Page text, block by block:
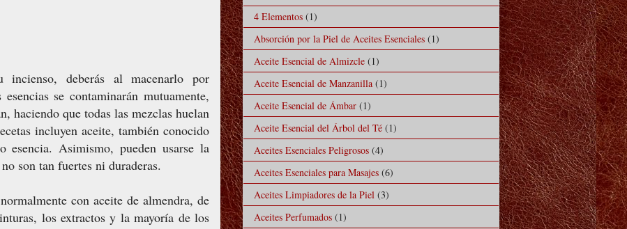
incienso, deberás al macenarlo por
se contaminarán mutuamente,
haciendo que todas las mezclas huelan
incluyen aceite, también conocido
esencia. Asimismo, pueden usarse la
son tan fuertes ni duraderas.
con aceite de almendra, de
los extractos y la mayoría de los
4 Elementos (1)
Absorción por la Piel de Aceites Esenciales (1)
Aceite Esencial de Almizcle (1)
Aceite Esencial de Manzanilla (1)
Aceite Esencial de Ámbar (1)
Aceite Esencial del Árbol del Té (1)
Aceites Esenciales Peligrosos (4)
Aceites Esenciales para Masajes (6)
Aceites Limpiadores de la Piel (3)
Aceites Perfumados (1)